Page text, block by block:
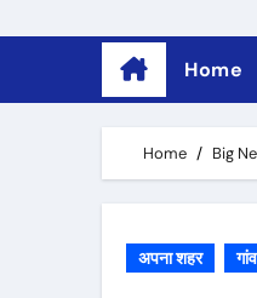
Home
Home Big
अपना शहर